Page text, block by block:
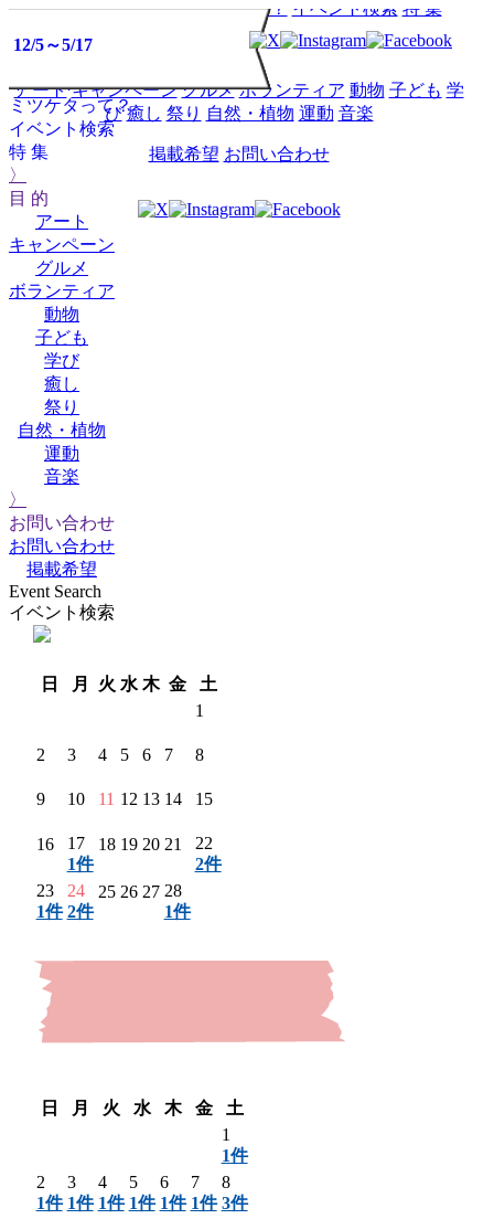
イベント
ミツケタって？
イベント検索
特 集
〉
目 的
アート
キャンペーン
グルメ
ボランティア
動物
子ども
学び
癒し
祭り
自然・植物
運動
音楽
〉
お問い合わせ
お問い合わせ
掲載希望
HOME イベントミツケタって？ イベント検索 特 集
目 的
アート キャンペーン グルメ ボランティア 動物 子ども 学
び 癒し 祭り 自然・植物 運動 音楽
掲載希望 お問い合わせ
Event Search
イベント検索
02
日
月 火 水 木 金
土
1
2 3 4 5 6 7 8
9 10 11 12 13 14 15
16
17
1件
18 19 20 21
22
2件
23
1件
24
2件
25 26 27 28
1件
03
日
月 火 水 木 金
土
1
1件
2
1件
3
1件
4
1件
5
1件
6
1件
7
1件
8
3件
04
05
06
07
08
09
10
11
12
01
02
03
04
05
06
07
08
09
10
11
12
01
02
03
4/8
4/4～4/12
4/4～4/30
4/4～4/30
4/2～6/24
12/5～5/17